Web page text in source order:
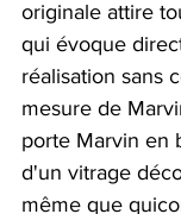
originale attire
qui évoque
réalisation sans
mesure de
porte Marvin en
d'un vitrage
même que